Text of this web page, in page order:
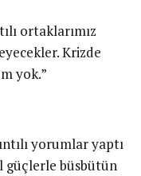
ortaklarımız
Krizde
yok.”
yorumlar yaptı
güçlerle büsbütün